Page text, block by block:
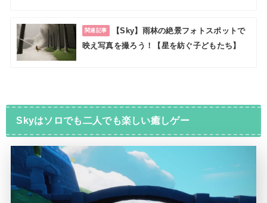
関連記事
【Sky】雨林の絶景フォトスポットで
映え写真を撮ろう！【星を紡ぐ子どもたち】
Skyはソロでも二人でも楽しい癒しゲー